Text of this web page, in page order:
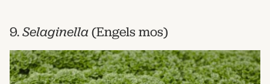
9.Selaginella(Engels mos)